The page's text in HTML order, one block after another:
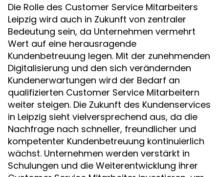
Die Rolle des Customer Service Mitarbeiters
Leipzig wird auch in Zukunft von zentraler
Bedeutung sein, da Unternehmen vermehrt
Wert auf eine herausragende
Kundenbetreuung legen. Mit der zunehmenden
Digitalisierung und den sich verändernden
Kundenerwartungen wird der Bedarf an
qualifizierten Customer Service Mitarbeitern
weiter steigen. Die Zukunft des Kundenservices
in Leipzig sieht vielversprechend aus, da die
Nachfrage nach schneller, freundlicher und
kompetenter Kundenbetreuung kontinuierlich
wächst. Unternehmen werden verstärkt in
Schulungen und die Weiterentwicklung ihrer